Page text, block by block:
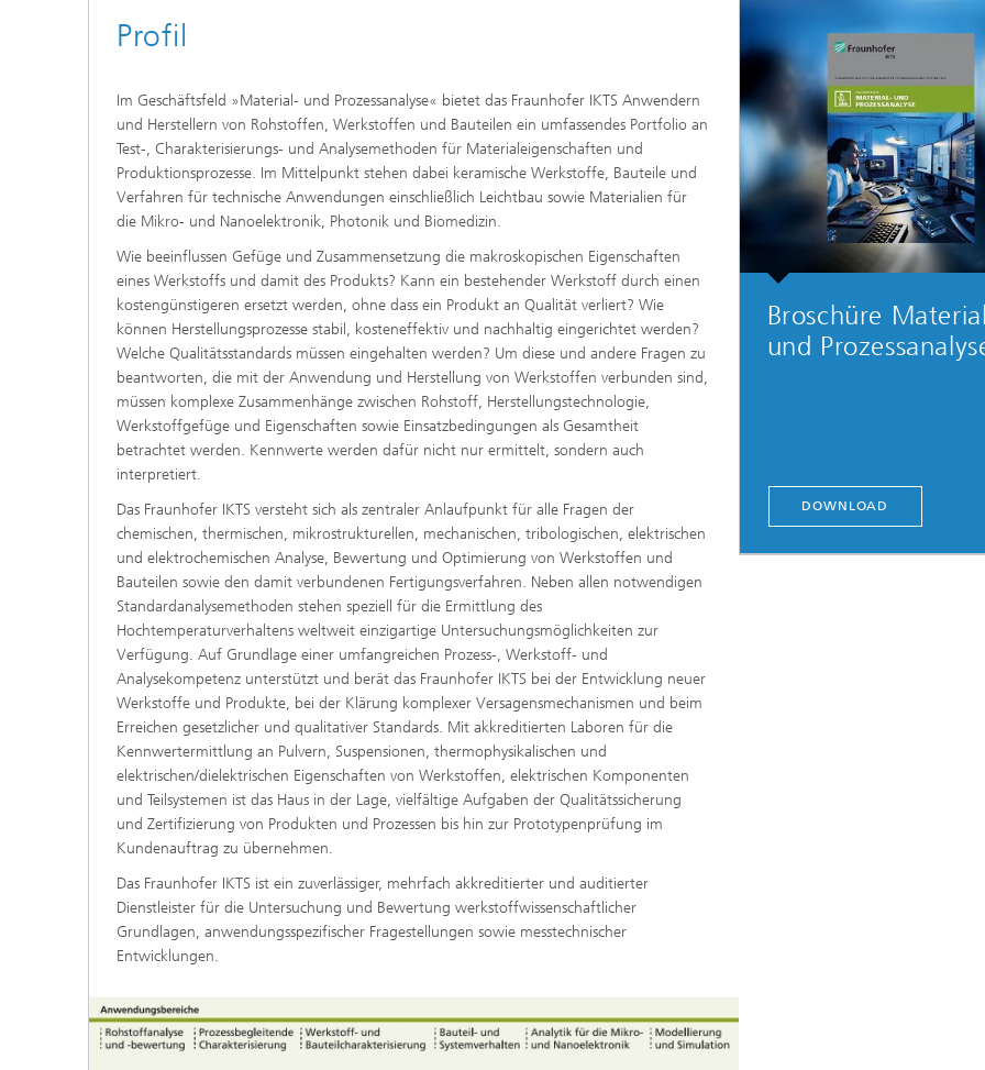
Profil
Im Geschäftsfeld »Material- und Prozessanalyse« bietet das Fraunhofer IKTS Anwendern
und Herstellern von Rohstoffen, Werkstoffen und Bauteilen ein umfassendes Portfolio an
Test-, Charakterisierungs- und Analysemethoden für Materialeigenschaften und
Produktionsprozesse. Im Mittelpunkt stehen dabei keramische Werkstoffe, Bauteile und
Verfahren für technische Anwendungen einschließlich Leichtbau sowie Materialien für
die Mikro- und Nanoelektronik, Photonik und Biomedizin.
Wie beeinflussen Gefüge und Zusammensetzung die makroskopischen Eigenschaften
eines Werkstoffs und damit des Produkts? Kann ein bestehender Werkstoff durch einen
kostengünstigeren ersetzt werden, ohne dass ein Produkt an Qualität verliert? Wie
können Herstellungsprozesse stabil, kosteneffektiv und nachhaltig eingerichtet werden?
Welche Qualitätsstandards müssen eingehalten werden? Um diese und andere Fragen zu
beantworten, die mit der Anwendung und Herstellung von Werkstoffen verbunden sind,
müssen komplexe Zusammenhänge zwischen Rohstoff, Herstellungstechnologie,
Werkstoffgefüge und Eigenschaften sowie Einsatzbedingungen als Gesamtheit
betrachtet werden. Kennwerte werden dafür nicht nur ermittelt, sondern auch
interpretiert.
Das Fraunhofer IKTS versteht sich als zentraler Anlaufpunkt für alle Fragen der
chemischen, thermischen, mikrostrukturellen, mechanischen, tribologischen, elektrischen
und elektrochemischen Analyse, Bewertung und Optimierung von Werkstoffen und
Bauteilen sowie den damit verbundenen Fertigungsverfahren. Neben allen notwendigen
Standardanalysemethoden stehen speziell für die Ermittlung des
Hochtemperaturverhaltens weltweit einzigartige Untersuchungsmöglichkeiten zur
Verfügung. Auf Grundlage einer umfangreichen Prozess-, Werkstoff- und
Analysekompetenz unterstützt und berät das Fraunhofer IKTS bei der Entwicklung neuer
Werkstoffe und Produkte, bei der Klärung komplexer Versagensmechanismen und beim
Erreichen gesetzlicher und qualitativer Standards. Mit akkreditierten Laboren für die
Kennwertermittlung an Pulvern, Suspensionen, thermophysikalischen und
elektrischen/dielektrischen Eigenschaften von Werkstoffen, elektrischen Komponenten
und Teilsystemen ist das Haus in der Lage, vielfältige Aufgaben der Qualitätssicherung
und Zertifizierung von Produkten und Prozessen bis hin zur Prototypenprüfung im
Kundenauftrag zu übernehmen.
Das Fraunhofer IKTS ist ein zuverlässiger, mehrfach akkreditierter und auditierter
Dienstleister für die Untersuchung und Bewertung werkstoffwissenschaftlicher
Grundlagen, anwendungsspezifischer Fragestellungen sowie messtechnischer
Entwicklungen.
Broschüre
und
DOWNLOAD